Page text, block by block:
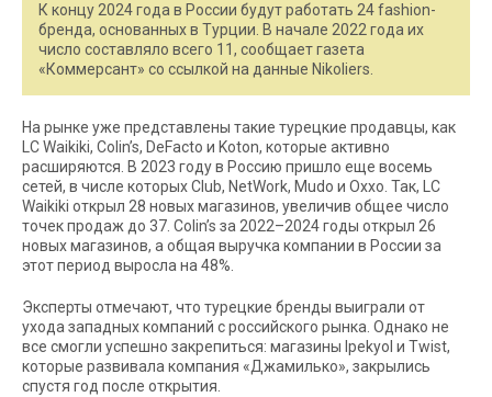
К концу 2024 года в России будут работать 24 fashion-
бренда, основанных в Турции. В начале 2022 года их
число составляло всего 11, сообщает газета
«Коммерсант» со ссылкой на данные Nikoliers.
На рынке уже представлены такие турецкие продавцы, как
LC Waikiki, Colin’s, DeFacto и Koton, которые активно
расширяются. В 2023 году в Россию пришло еще восемь
сетей, в числе которых Club, NetWork, Mudo и Oxxo. Так, LC
Waikiki открыл 28 новых магазинов, увеличив общее число
точек продаж до 37. Colin’s за 2022–2024 годы открыл 26
новых магазинов, а общая выручка компании в России за
этот период выросла на 48%.
Эксперты отмечают, что турецкие бренды выиграли от
ухода западных компаний с российского рынка. Однако не
все смогли успешно закрепиться: магазины Ipekyol и Twist,
которые развивала компания «Джамилько», закрылись
спустя год после открытия.